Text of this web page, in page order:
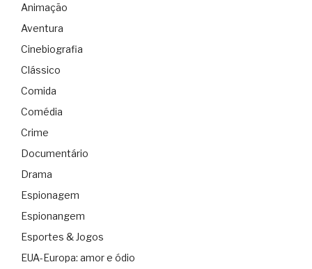
Animação
Aventura
Cinebiografia
Clássico
Comida
Comédia
Crime
Documentário
Drama
Espionagem
Espionangem
Esportes & Jogos
EUA-Europa: amor e ódio